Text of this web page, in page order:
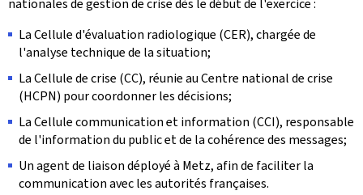
nationales de gestion de crise dès le début de l'exercice :
La Cellule d'évaluation radiologique (CER), chargée de
l'analyse technique de la situation;
La Cellule de crise (CC), réunie au Centre national de crise
(HCPN) pour coordonner les décisions;
La Cellule communication et information (CCI), responsable
de l'information du public et de la cohérence des messages;
Un agent de liaison déployé à Metz, afin de faciliter la
communication avec les autorités françaises.